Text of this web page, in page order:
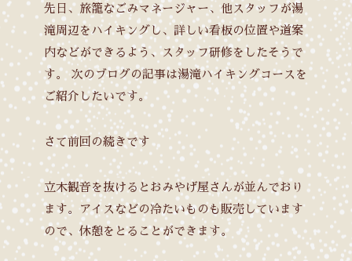
先日、旅籠なごみマネージャー、他スタッフが湯
滝周辺をハイキングし、詳しい看板の位置や道案
内などができるよう、スタッフ研修をしたそうで
す。 次のブログの記事は湯滝ハイキングコースを
ご紹介したいです。
さて前回の続きです
立木観音を抜けるとおみやげ屋さんが並んでおり
ます。アイスなどの冷たいものも販売しています
ので、休憩をとることができます。